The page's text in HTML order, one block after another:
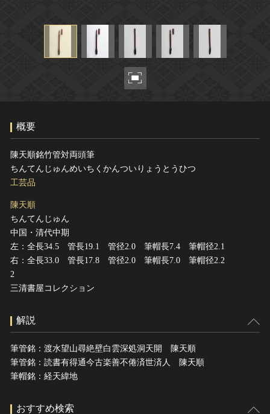
このサイトについて
関連サイトリンク
サイトマップ
サイトのご意見はこちら
文化遺産データベース
国指定文化財等データベース
概要
陳天順銘竹管対両頭筆
ちんてんじゅんめいちくかんついりょうとうひつ
工芸品
陳天順
ちんてんじゅん
中国・清代中期
左：全長34.5 管長19.1 管径2.0 筆帽長7.4 筆帽径2.1
右：全長33.0 管長17.8 管径2.0 筆帽長7.0 筆帽径2.2
2
三清書屋コレクション
解説
筆管銘：渡水望山尋絶壁白雲深処洞天開 陳天順
筆管銘：読書有得通今古楽善不倦済世済人 陳天順
筆帽銘：経天緯地
おすすめ検索